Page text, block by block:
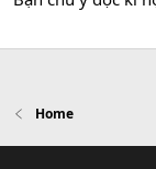
Home